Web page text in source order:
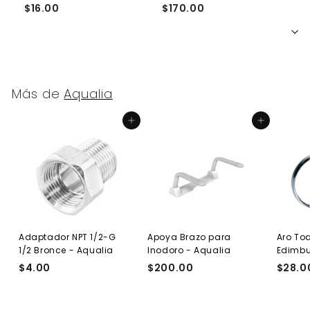
$16.00 $170.00
Más deAqualia
Agregar al carrito
Adaptador NPT 1/2-G
1/2 Bronce - Aqualia
$4.00
Agregar al carrito
Apoya Brazo para
Inodoro - Aqualia
$200.00
Aro